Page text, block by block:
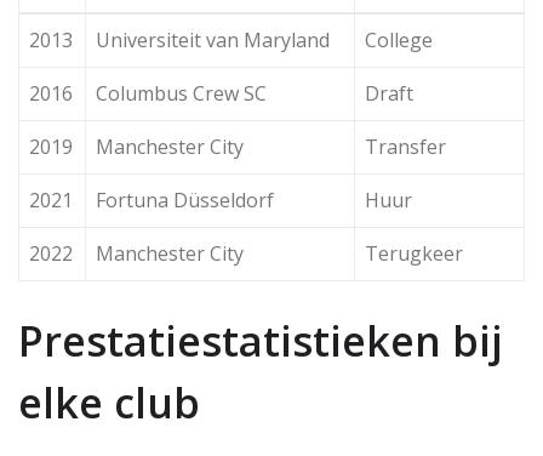
2013 Universiteit van Maryland
College
2016
Columbus Crew SC
Draft
2019
Manchester City
Transfer
2021
Fortuna Düsseldorf
Huur
2022
Manchester City Terugkeer
Prestatiestatistieken bij
elke club